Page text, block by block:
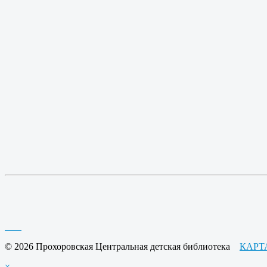
© 2026 Прохоровская Центральная детская библиотека